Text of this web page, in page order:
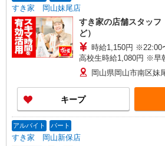
すき家 岡山妹尾店
すき家の店舗スタッフ
ど）
時給1,150円 ※22:00
高校生時給1,080円 ※早
＋150円岡山県岡山市南区妹
キープ
アルバイト パート
すき家 岡山新保店